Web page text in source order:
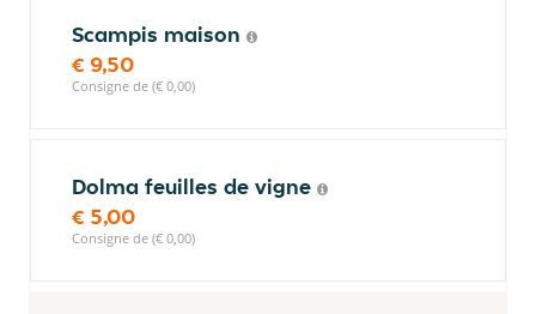
Scampis maison
€ 9,50
Consigne de (€ 0,00)
Dolma feuilles de vigne
€ 5,00
Consigne de (€ 0,00)